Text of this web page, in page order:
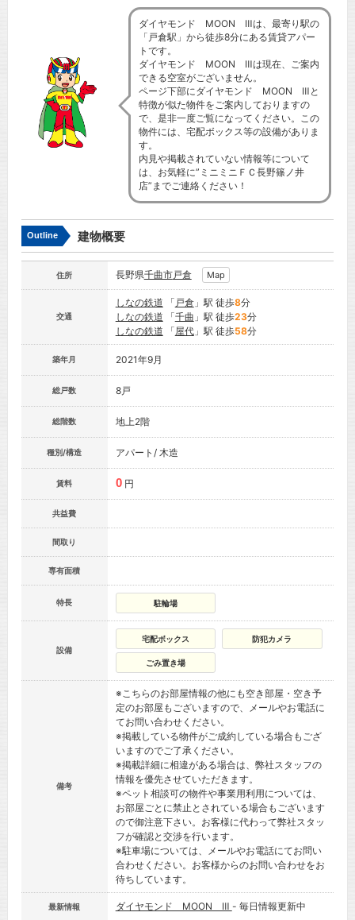
ダイヤモンド MOON Ⅲは、最寄り駅の
「戸倉駅」から徒歩8分にある賃貸アパー
トです。
ダイヤモンド MOON Ⅲは現在、ご案内
できる空室がございません。
ページ下部にダイヤモンド MOON Ⅲと
特徴が似た物件をご案内しておりますの
で、是非一度ご覧になってください。この
物件には、宅配ボックス等の設備がありま
す。
内見や掲載されていない情報等について
は、お気軽に”ミニミニＦＣ長野篠ノ井
店”までご連絡ください！
Outline 建物概要
住所 長野県千曲市戸倉 Map
交通
しなの鉄道 「 戸倉」駅 徒歩8分
しなの鉄道 「千曲 」駅 徒歩23分
しなの鉄道 「屋代」駅 徒歩58分
築年月 2021年9月
総戸数 8戸
総階数 地上2階
種別/構造 アパート/ 木造
賃料 0 円
共益費
間取り
専有面積
特長 駐輪場
設備
宅配ボックス 防犯カメラ
ごみ置き場
備考
※こちらのお部屋情報の他にも空き部屋・空き予
定のお部屋もございますので、メールやお電話に
てお問い合わせください。
※掲載している物件がご成約している場合もござ
いますのでご了承ください。
※掲載詳細に相違がある場合は、弊社スタッフの
情報を優先させていただきます。
※ペット相談可の物件や事業用利用については、
お部屋ごとに禁止とされている場合もございます
ので御注意下さい。お客様に代わって弊社スタッ
フが確認と交渉を行います。
※駐車場については、メールやお電話にてお問い
合わせください。お客様からのお問い合わせをお
待ちしています。
最新情報 ダイヤモンド MOON Ⅲ - 毎日情報更新中